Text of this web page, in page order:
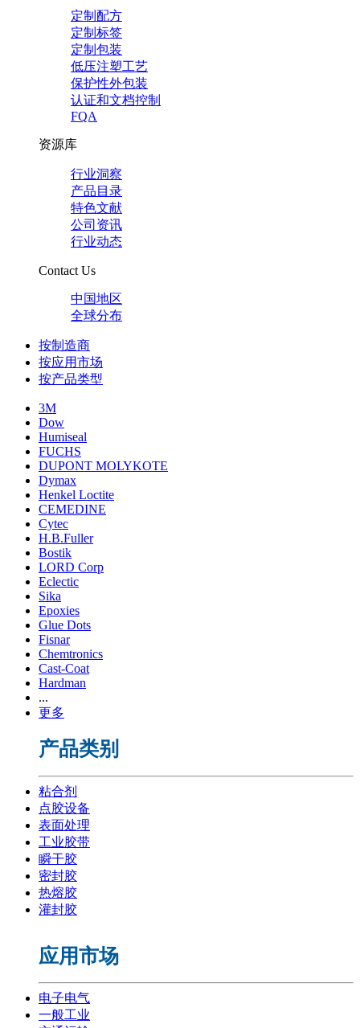
定制配方
定制标签
定制包装
低压注塑工艺
保护性外包装
认证和文档控制
FQA
资源库
行业洞察
产品目录
特色文献
公司资讯
行业动态
Contact Us
中国地区
全球分布
按制造商
按应用市场
按产品类型
3M
Dow
Humiseal
FUCHS
DUPONT MOLYKOTE
Dymax
Henkel Loctite
CEMEDINE
Cytec
H.B.Fuller
Bostik
LORD Corp
Eclectic
Sika
Epoxies
Glue Dots
Fisnar
Chemtronics
Cast-Coat
Hardman
...
更多
产品类别
粘合剂
点胶设备
表面处理
工业胶带
瞬干胶
密封胶
热熔胶
灌封胶
应用市场
电子电气
一般工业